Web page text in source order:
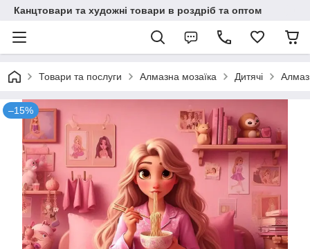
Канцтовари та художні товари в роздріб та оптом
Товари та послуги Алмазна мозаїка Дитячі
–15%